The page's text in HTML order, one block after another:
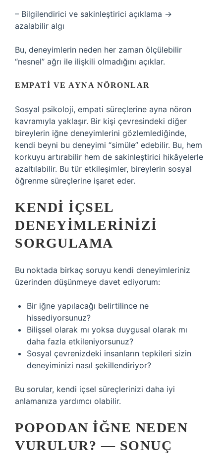
– Bilgilendirici ve sakinleştirici açıklama →
azalabilir algı
Bu, deneyimlerin neden her zaman ölçülebilir
“nesnel” ağrı ile ilişkili olmadığını açıklar.
EMPATI VE AYNA NÖRONLAR
Sosyal psikoloji, empati süreçlerine ayna nöron
kavramıyla yaklaşır. Bir kişi çevresindeki diğer
bireylerin iğne deneyimlerini gözlemlediğinde,
kendi beyni bu deneyimi “simüle” edebilir. Bu, hem
korkuyu artırabilir hem de sakinleştirici hikâyelerle
azaltılabilir. Bu tür etkileşimler, bireylerin sosyal
öğrenme süreçlerine işaret eder.
KENDI İÇSEL
DENEYIMLERINIZI
SORGULAMA
Bu noktada birkaç soruyu kendi deneyimleriniz
üzerinden düşünmeye davet ediyorum:
Bir iğne yapılacağı belirtilince ne
hissediyorsunuz?
Bilişsel olarak mı yoksa duygusal olarak mı
daha fazla etkileniyorsunuz?
Sosyal çevrenizdeki insanların tepkileri sizin
deneyiminizi nasıl şekillendiriyor?
Bu sorular, kendi içsel süreçlerinizi daha iyi
anlamanıza yardımcı olabilir.
POPODAN İĞNE NEDEN
VURULUR? — SONUÇ